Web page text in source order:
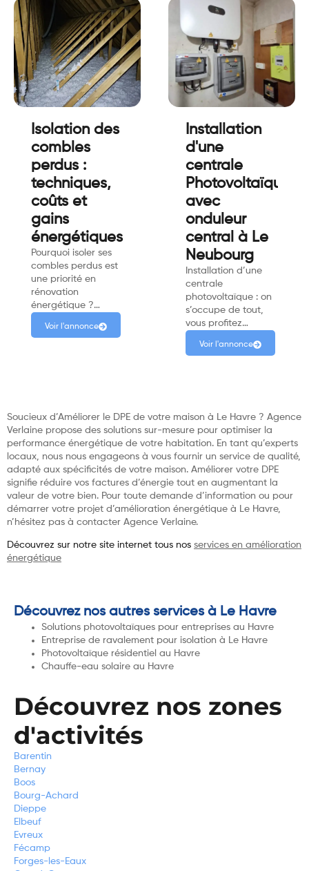
Isolation des
combles
perdus :
techniques,
coûts et
gains
énergétiques
Pourquoi isoler ses
combles perdus est
une priorité en
rénovation
énergétique ?…
Voir l'annonce
Installation
d'une
centrale
Photovoltaïques
avec
onduleur
central à Le
Neubourg
Installation d’une
centrale
photovoltaïque : on
s’occupe de tout,
vous profitez…
Voir l'annonce
Soucieux d’Améliorer le DPE de votre maison à Le Havre ? Agence
Verlaine propose des solutions sur-mesure pour optimiser la
performance énergétique de votre habitation. En tant qu’experts
locaux, nous nous engageons à vous fournir un service de qualité,
adapté aux spécificités de votre maison. Améliorer votre DPE
signifie réduire vos factures d’énergie tout en augmentant la
valeur de votre bien. Pour toute demande d’information ou pour
démarrer votre projet d’amélioration énergétique à Le Havre,
n’hésitez pas à contacter Agence Verlaine.
Découvrez sur notre site internet tous nos services en amélioration
énergétique
Découvrez nos autres services à Le Havre
Solutions photovoltaïques pour entreprises au Havre
Entreprise de ravalement pour isolation à Le Havre
Photovoltaïque résidentiel au Havre
Chauffe-eau solaire au Havre
Découvrez nos zones
d'activités
Barentin
Bernay
Boos
Bourg-Achard
Dieppe
Elbeuf
Evreux
Fécamp
Forges-les-Eaux